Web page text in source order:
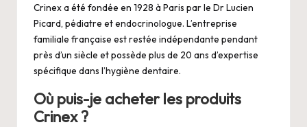
Crinex a été fondée en 1928 à Paris par le Dr Lucien
Picard, pédiatre et endocrinologue. L’entreprise
familiale française est restée indépendante pendant
près d’un siècle et possède plus de 20 ans d’expertise
spécifique dans l’hygiène dentaire.
Où puis-je acheter les produits
Crinex ?